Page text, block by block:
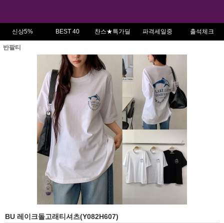
신상5% BEST 40 찬스★특가딜 파격세일중 출석체크
반팔티
BU 레이크돌고래티셔츠(Y082H607)